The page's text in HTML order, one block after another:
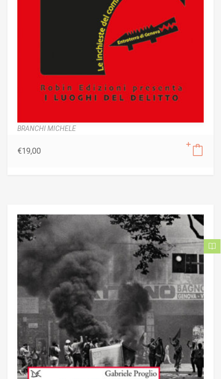
BRANCHI MICHELE
€19,00